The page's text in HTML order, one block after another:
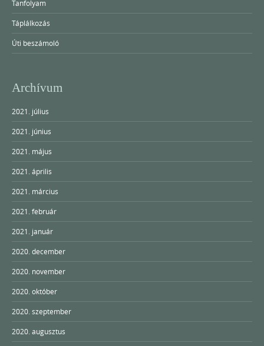
Tanfolyam
Táplálkozás
Úti beszámoló
Archívum
2021. július
2021. június
2021. május
2021. április
2021. március
2021. február
2021. január
2020. december
2020. november
2020. október
2020. szeptember
2020. augusztus